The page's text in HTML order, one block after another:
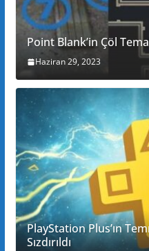
Point Blank’in Çöl
Haziran 29, 2023
PlayStation Plus’ın
Sızdırıldı